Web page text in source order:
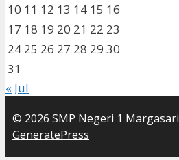
10 11 12 13 14 15 16
17 18 19 20 21 22 23
24 25 26 27 28 29 30
31
« Jul
© 2026 SMP Negeri 1 Margasari
GeneratePress